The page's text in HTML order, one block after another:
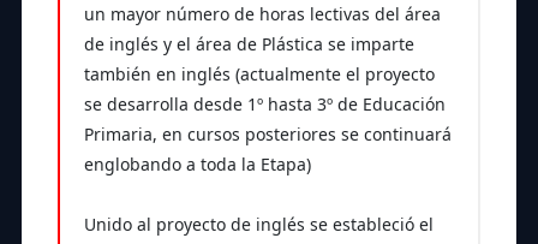
un mayor número de horas lectivas del área
de inglés y el área de Plástica se imparte
también en inglés (actualmente el proyecto
se desarrolla desde 1º hasta 3º de Educación
Primaria, en cursos posteriores se continuará
englobando a toda la Etapa)
Unido al proyecto de inglés se estableció el